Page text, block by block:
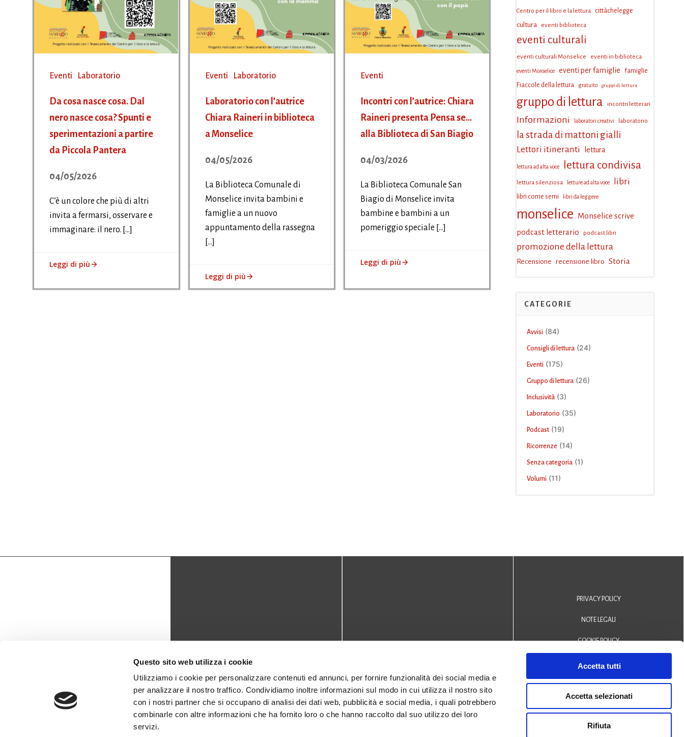
Questo sito web utilizza i cookie
Utilizziamo i cookie per personalizzare contenuti ed annunci, per fornire funzionalità dei social media e
per analizzare il nostro traffico. Condividiamo inoltre informazioni sul modo in cui utilizza il nostro sito
con i nostri partner che si occupano di analisi dei dati web, pubblicità e social media, i quali potrebbero
combinarle con altre informazioni che ha fornito loro o che hanno raccolto dal suo utilizzo dei loro
servizi.
Accetta tutti
Accetta selezionati
Rifiuta
Eventi Laboratorio
Da cosa nasce cosa. Dal
nero nasce cosa? Spunti e
sperimentazioni a partire
da Piccola Pantera
04/05/2026
C’è un colore che più di altri
invita a fermarsi, osservare e
immaginare: il nero. […]
Leggi di più
Eventi Laboratorio
Laboratorio con l’autrice
Chiara Raineri in biblioteca
a Monselice
04/05/2026
La Biblioteca Comunale di
Monselice invita bambini e
famiglie a un nuovo
appuntamento della rassegna
[…]
Leggi di più
Eventi
Incontri con l’autrice: Chiara
Raineri presenta Pensa se…
alla Biblioteca di San Biagio
04/03/2026
La Biblioteca Comunale San
Biagio di Monselice invita
bambine e bambini a un
pomeriggio speciale […]
Leggi di più
Centro per il libro e la lettura cittàchelegge
cultura eventi biblioteca
eventi culturali
eventi culturali Monselice eventi in biblioteca
eventi Monselice eventi per famiglie
famiglie
Fiaccole della lettura
gratuito gruppi di lettura
gruppo di lettura incontri letterari
Informazioni laboratori creativi laboratorio
la strada di mattoni gialli
Lettori itineranti lettura
lettura ad alta voce lettura condivisa
lettura silenziosa letture ad alta voce libri
libri come semi libri da leggere
monselice Monselice scrive
podcast letterario
podcast libri
promozione della lettura
Recensione recensione libro Storia
CATEGORIE
Avvisi (84)
Consigli di lettura(24)
Eventi (175)
Gruppo di lettura(26)
Inclusività(3)
Laboratorio (35)
Podcast(19)
Ricorrenze (14)
Senza categoria(1)
Volumi (11)
biblioteca@comune.monselice.padova.it
0429 - 1905714
Via San Biagio,10
35043 Monselice (PD)
PRIVACY POLICY
NOTE LEGALI
COOKIE POLICY
DICHIARAZIONE DI ACCESSIBILITÀ
© 2024 Biblioteca Comunale
San Biagio Monselice -